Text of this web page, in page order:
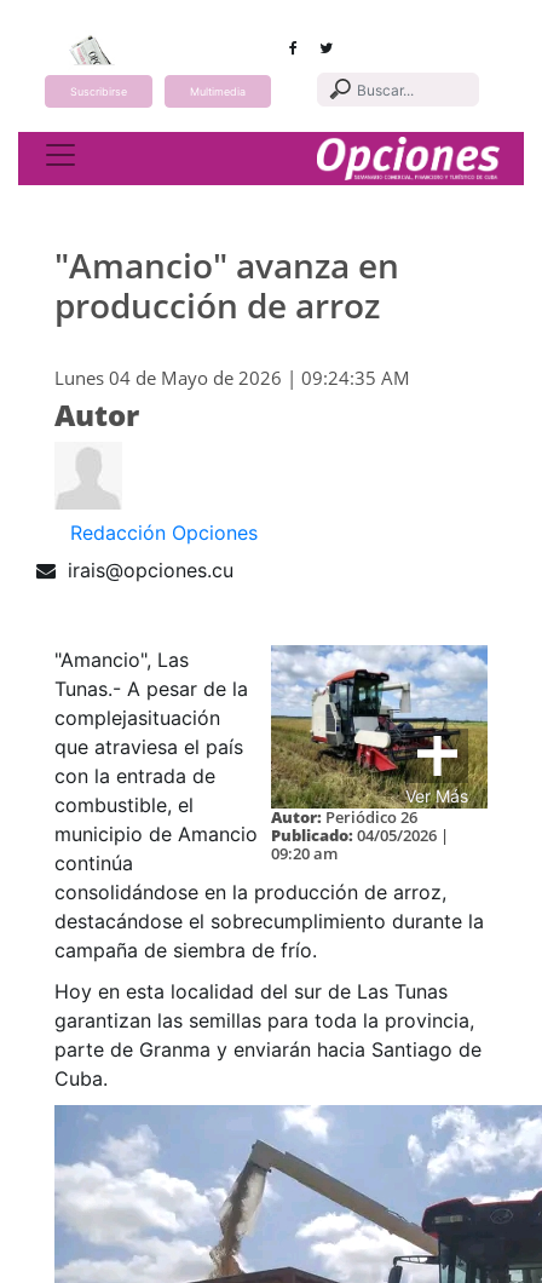
Suscribirse Multimedia
Toggle navigation
"Amancio" avanza en
producción de arroz
Lunes 04 de Mayo de 2026 | 09:24:35 AM
Autor
Redacción Opciones
irais@opciones.cu
Ver Más
Autor: Periódico 26
Publicado: 04/05/2026 |
09:20 am
"Amancio", Las
Tunas.- A pesar de la
complejasituación
que atraviesa el país
con la entrada de
combustible, el
municipio de Amancio
continúa
consolidándose en la producción de arroz,
destacándose el sobrecumplimiento durante la
campaña de siembra de frío.
Hoy en esta localidad del sur de Las Tunas
garantizan las semillas para toda la provincia,
parte de Granma y enviarán hacia Santiago de
Cuba.